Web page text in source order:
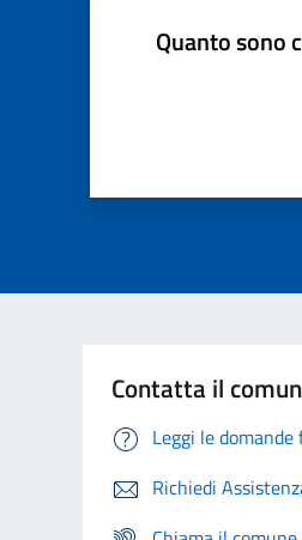
Quanto sono
Contatta il
Leggi le
Richiedi